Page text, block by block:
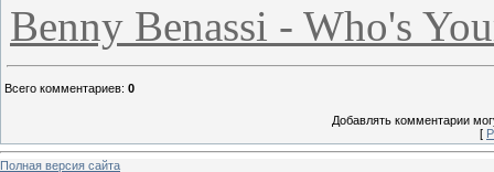
Benny Benassi - Who's
Всего комментариев: 0
Добавлять комментарии
[
Полная версия сайта